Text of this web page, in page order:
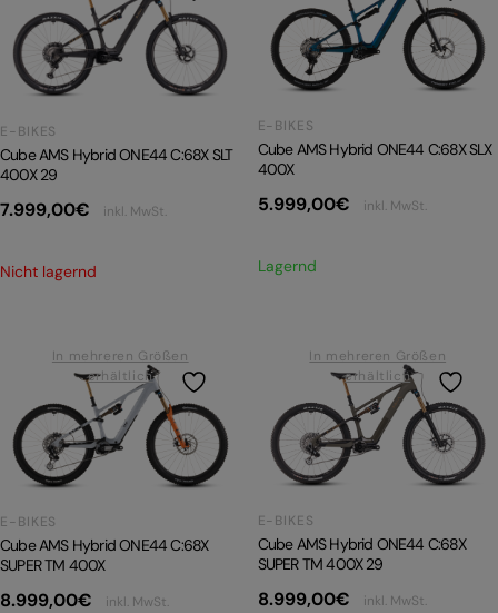
E-BIKES
Cube AMS Hybrid ONE44 C:68X SLT
400X 29
7.999,00€ inkl. MwSt.
Nicht lagernd
E-BIKES
Cube AMS Hybrid ONE44 C:68X SLX
400X
5.999,00€ inkl. MwSt.
Lagernd
In mehreren Größen
erhältlich
E-BIKES
Cube AMS Hybrid ONE44 C:68X
SUPER TM 400X
8.999,00€ inkl. MwSt.
In mehreren Größen
erhältlich
E-BIKES
Cube AMS Hybrid ONE44 C:68X
SUPER TM 400X 29
8.999,00€ inkl. MwSt.